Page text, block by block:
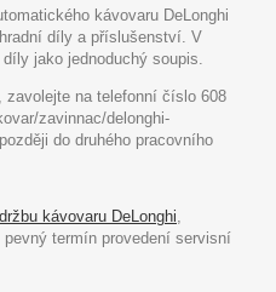
kávovaru DeLonghi
díly a příslušenství. V
jako jednoduchý soupis.
zavolejte na telefonní číslo 608
zavinnac/delonghi-
do druhého pracovního
kávovaru DeLonghi,
termín provedení servisní